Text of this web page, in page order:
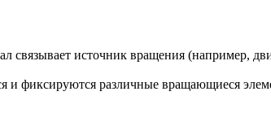
связывает источник вращения
и фиксируются различные вращающиеся